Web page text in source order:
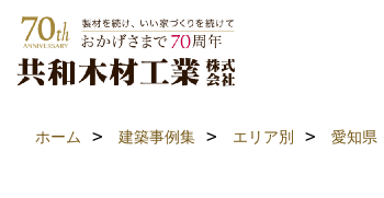
ホーム 建築事例集 エリア別 愛知